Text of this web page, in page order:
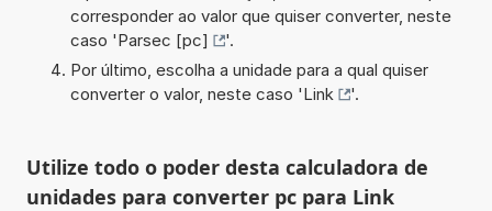
corresponder ao valor que quiser converter, neste
caso 'Parsec [pc]
'.
Por último, escolha a unidade para a qual quiser
converter o valor, neste caso 'Link '.
Utilize todo o poder desta calculadora de
unidades para converter pc para Link